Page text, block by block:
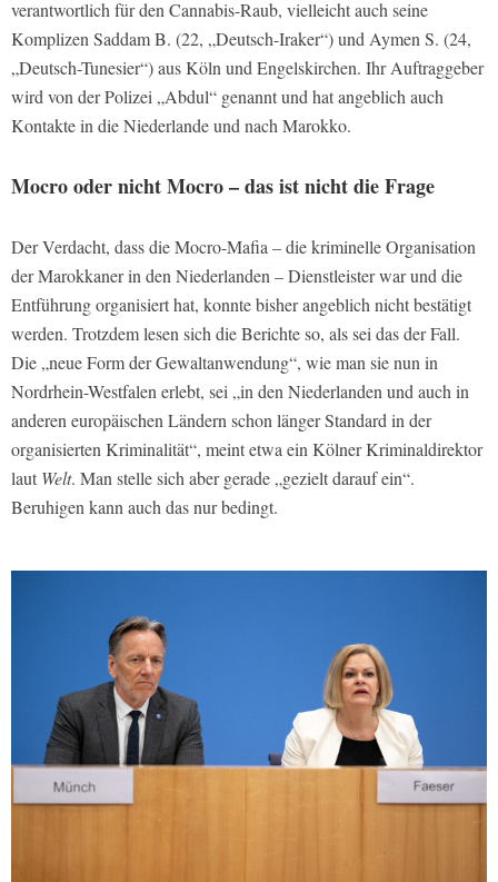
verantwortlich für den Cannabis-Raub, vielleicht auch seine
Komplizen Saddam B. (22, „Deutsch-Iraker“) und Aymen S. (24,
„Deutsch-Tunesier“) aus Köln und Engelskirchen. Ihr Auftraggeber
wird von der Polizei „Abdul“ genannt und hat angeblich auch
Kontakte in die Niederlande und nach Marokko.
Mocro oder nicht Mocro – das ist nicht die Frage
Der Verdacht, dass die Mocro-Mafia – die kriminelle Organisation
der Marokkaner in den Niederlanden – Dienstleister war und die
Entführung organisiert hat, konnte bisher angeblich nicht bestätigt
werden. Trotzdem lesen sich die Berichte so, als sei das der Fall.
Die „neue Form der Gewaltanwendung“, wie man sie nun in
Nordrhein-Westfalen erlebt, sei „in den Niederlanden und auch in
anderen europäischen Ländern schon länger Standard in der
organisierten Kriminalität“, meint etwa ein Kölner Kriminaldirektor
laut Welt. Man stelle sich aber gerade „gezielt darauf ein“.
Beruhigen kann auch das nur bedingt.